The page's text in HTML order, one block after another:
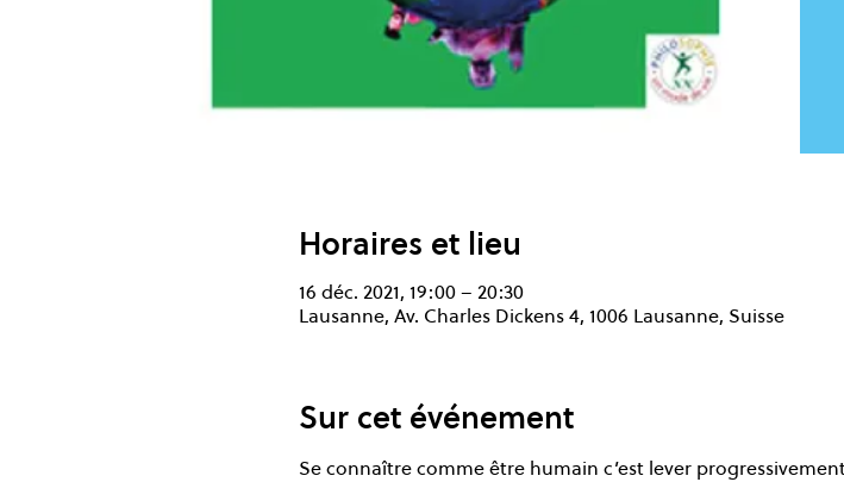
Horaires et lieu
16 déc. 2021, 19:00 – 20:30
Lausanne, Av. Charles Dickens 4, 1006 Lausanne, Suisse
Sur cet événement
Se connaître comme être humain c’est lever